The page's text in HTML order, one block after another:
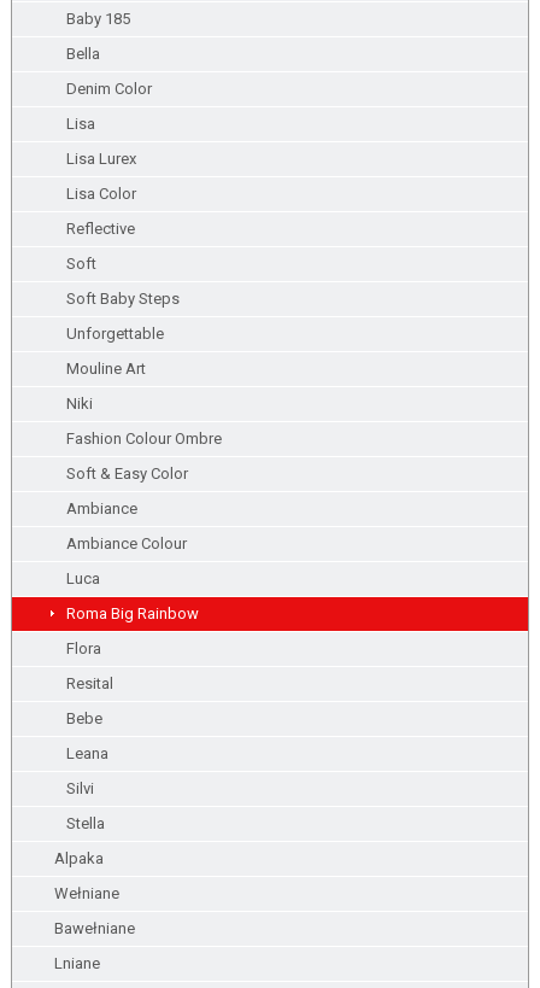
Baby 185
Bella
Denim Color
Lisa
Lisa Lurex
Lisa Color
Reflective
Soft
Soft Baby Steps
Unforgettable
Mouline Art
Niki
Fashion Colour Ombre
Soft & Easy Color
Ambiance
Ambiance Colour
Luca
Roma Big Rainbow
Flora
Resital
Bebe
Leana
Silvi
Stella
Alpaka
Wełniane
Bawełniane
Lniane